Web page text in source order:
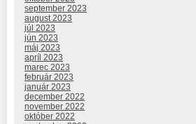
september 2023
august 2023
júl 2023
jún 2023
máj 2023
apríl 2023
marec 2023
február 2023
január 2023
december 2022
november 2022
október 2022